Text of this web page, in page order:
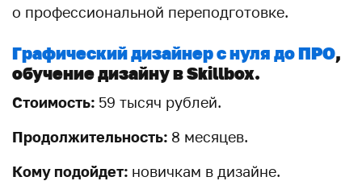
о профессиональной переподготовке.
Графический дизайнер с нуля до ПРО,
обучение дизайну в Skillbox.
Стоимость: 59 тысяч рублей.
Продолжительность: 8 месяцев.
Кому подойдет: новичкам в дизайне.